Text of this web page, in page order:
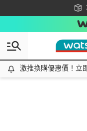
激推換購優惠價！立即點
激推換購優惠價！立